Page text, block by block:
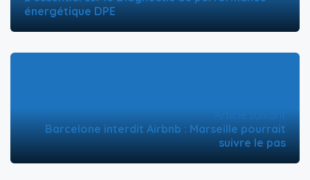
énergétique DPE
Article suivant
Barcelone interdit Airbnb : Marseille pourrait
suivre le pas